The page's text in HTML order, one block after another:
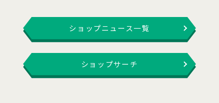
ショップニュース一覧
ショップサーチ